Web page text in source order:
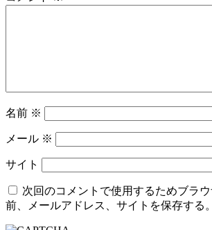
シ
名前 ※
メール ※
サイト
次回のコメントで使用するためブラ
前、メールアドレス、サイトを保存する。